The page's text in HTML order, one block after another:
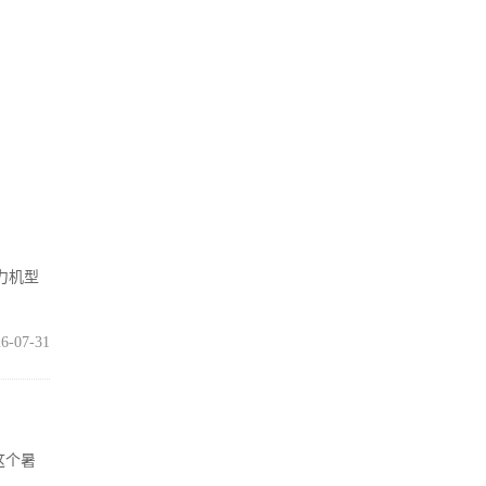
机型
07-31
个暑